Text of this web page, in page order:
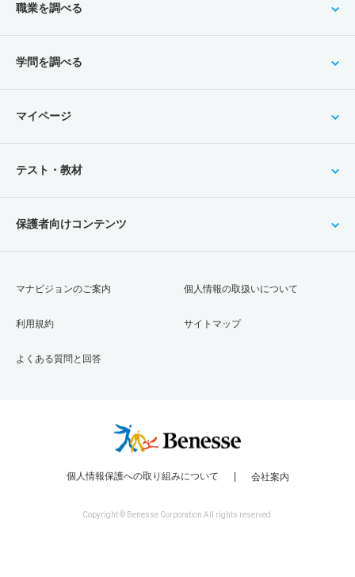
職業を調べる
学問を調べる
マイページ
テスト・教材
保護者向けコンテンツ
マナビジョンのご案内
利用規約
よくある質問と回答
個人情報の取扱いについて
サイトマップ
個人情報保護への取り組みについて 会社案内
Copyright © Benesse Corporation All rights reserved.